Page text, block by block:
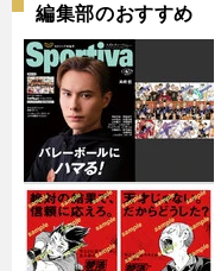
編集部のおすすめ